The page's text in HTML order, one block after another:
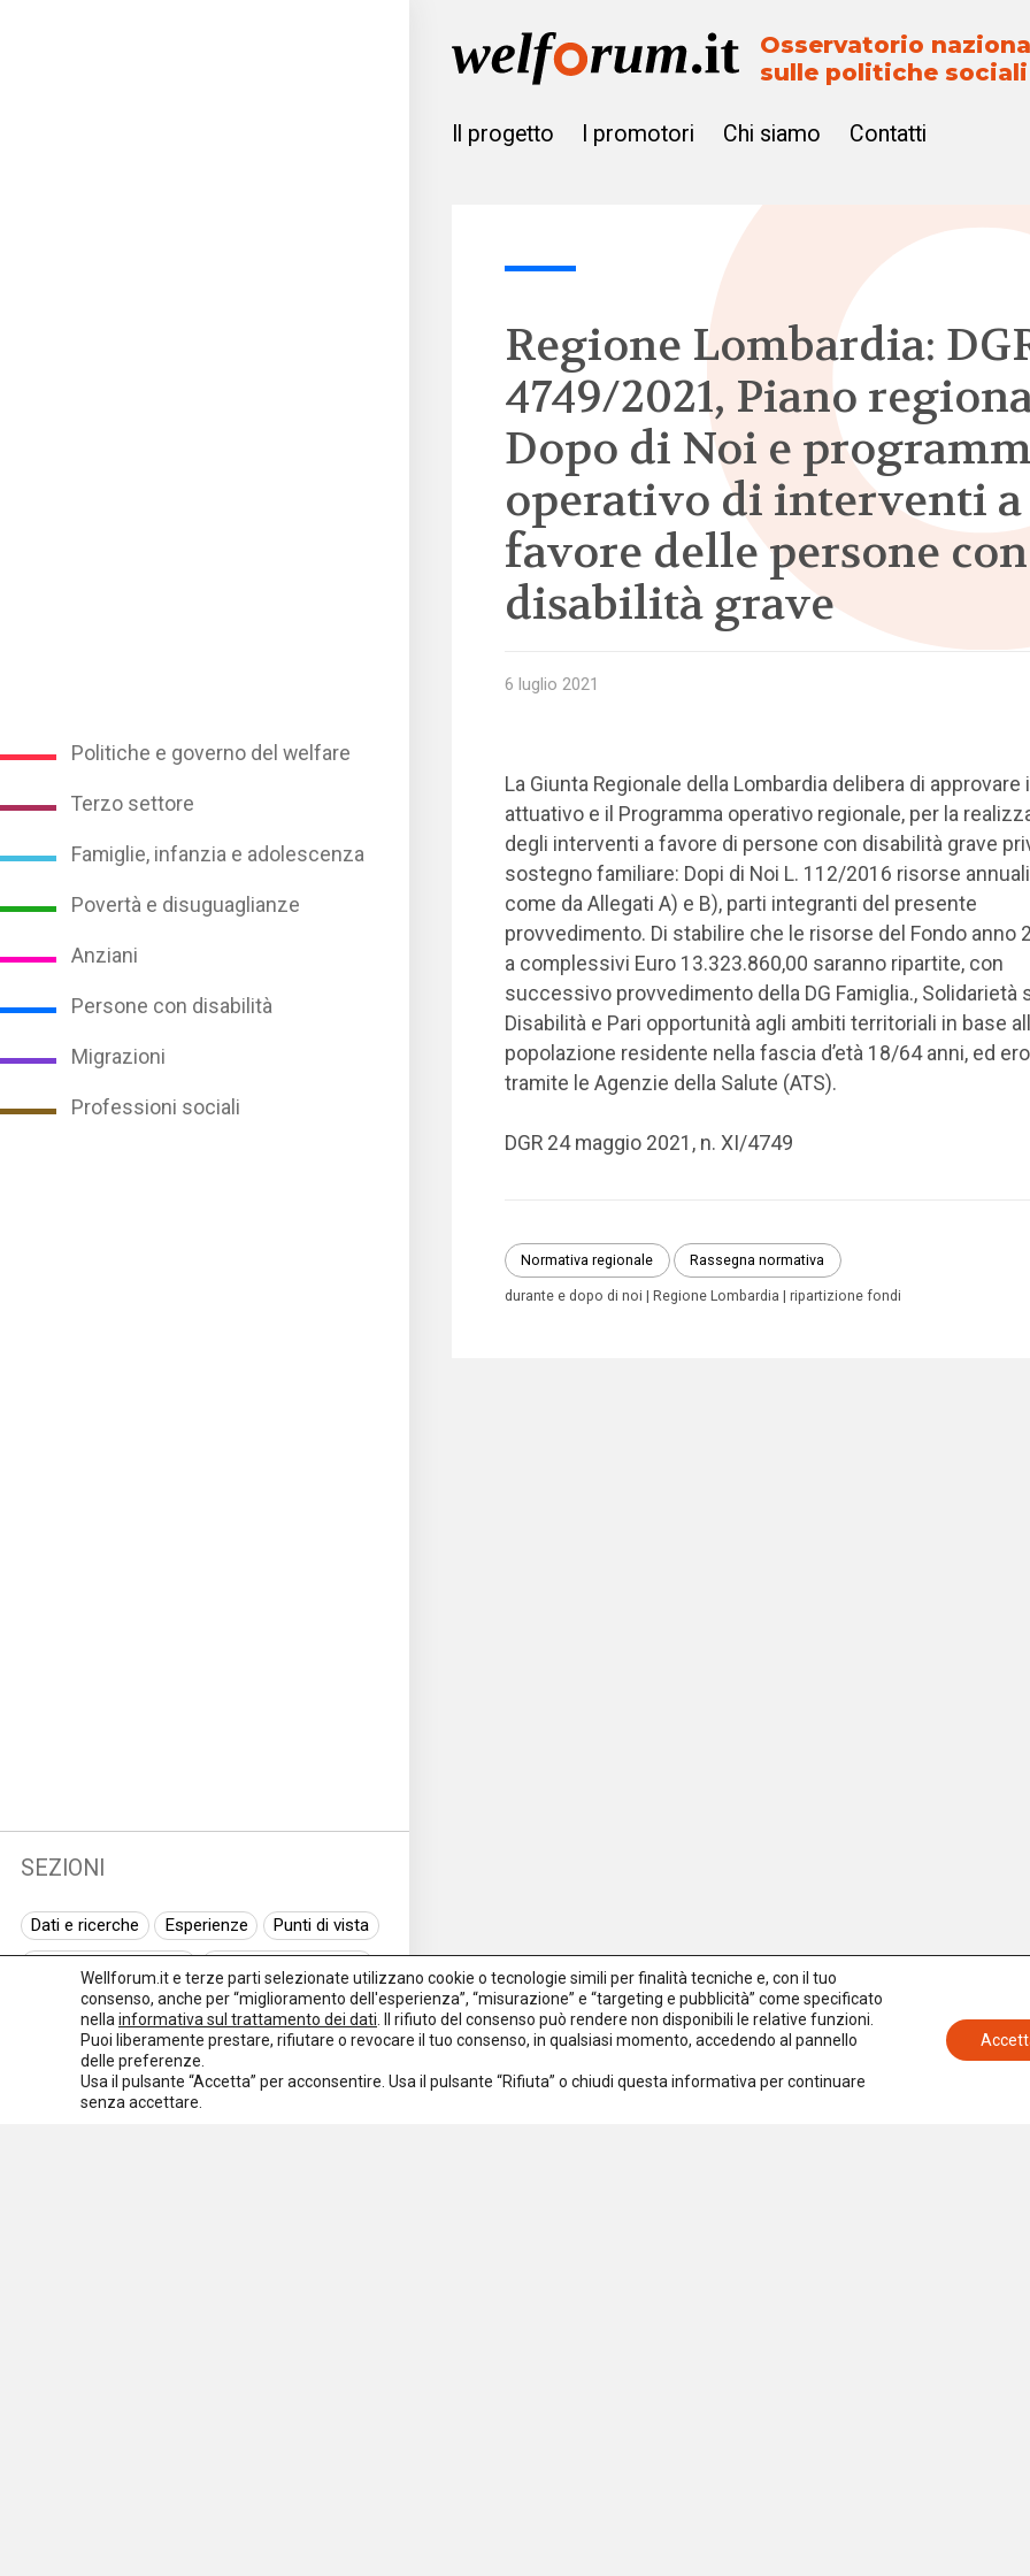
Politiche e governo del welfare
Terzo settore
Famiglie, infanzia e adolescenza
Povertà e disuguaglianze
Anziani
Persone con disabilità
Migrazioni
Professioni sociali
SEZIONI
Dati e ricerche Esperienze
Punti di vista
Normativa europea
Rassegna normativa
I seminari di Welforum
Eventi
Spazio ai promotori
Osservatorio
sulle politiche sociali
Il progetto I promotori Chi siamo Contatti
Regione Lombardia:
4749/2021, Piano
Dopo di Noi e
operativo di interventi a
favore delle persone con
disabilità grave
6 luglio 2021
La Giunta Regionale della Lombardia delibera di approvare
attuativo e il Programma operativo regionale, per la
degli interventi a favore di persone con disabilità grave
sostegno familiare: Dopi di Noi L. 112/2016 risorse
come da Allegati A) e B), parti integranti del presente
provvedimento. Di stabilire che le risorse del Fondo anno
a complessivi Euro 13.323.860,00 saranno ripartite, con
successivo provvedimento della DG Famiglia., Solidarietà
Disabilità e Pari opportunità agli ambiti territoriali in base
popolazione residente nella fascia d’età 18/64 anni, ed
tramite le Agenzie della Salute (ATS).
DGR 24 maggio 2021, n. XI/4749
Normativa regionale Rassegna normativa
durante e dopo di noi Regione Lombardia ripartizione fondi
Wellforum.it e terze parti selezionate utilizzano cookie o tecnologie simili per finalità tecniche e, con il tuo
consenso, anche per “miglioramento dell'esperienza”, “misurazione” e “targeting e pubblicità” come specificato
nella informativa sul trattamento dei dati . Il rifiuto del consenso può rendere non disponibili le relative funzioni.
Puoi liberamente prestare, rifiutare o revocare il tuo consenso, in qualsiasi momento, accedendo al pannello
delle preferenze.
Usa il pulsante “Accetta” per acconsentire. Usa il pulsante “Rifiuta” o chiudi questa informativa per continuare
senza accettare.